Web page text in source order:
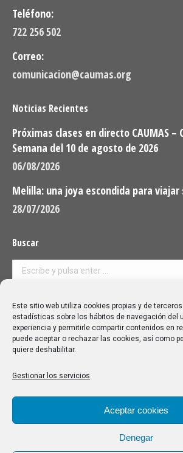
Este sitio web utiliza cookies propias y de
estadísticas sobre los hábitos de navegación del
experiencia y permitirle compartir contenidos en
puede aceptar o rechazar las cookies, así como
quiere deshabilitar.
Gestionar los servicios
Aceptar cookies
Denegar
Teléfono:
722 256 502
Correo:
comunicacion@caumas.org
Noticias Recientes
Próximas clases en directo CAUMAS –
Semana del 10 de agosto de 2026
06/08/2026
Melilla: una joya escondida para viajar
28/07/2026
Buscar
Buscar:
Aviso Legal|Política de privacidad|